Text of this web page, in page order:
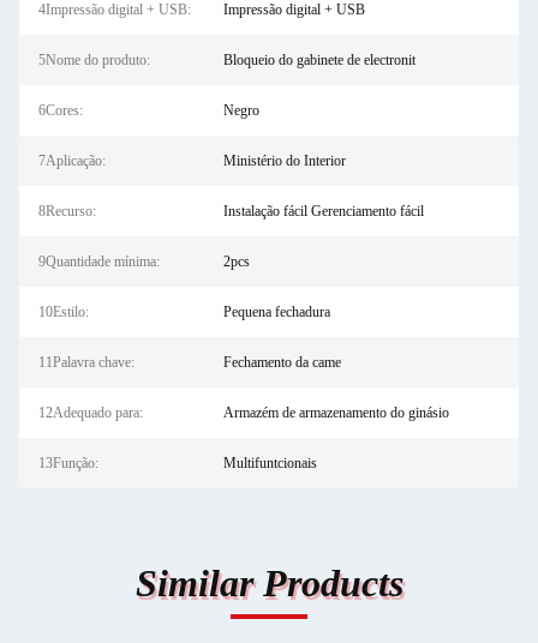
4Impressão digital + USB: Impressão digital + USB
5Nome do produto: Bloqueio do gabinete de electronit
6Cores: Negro
7Aplicação: Ministério do Interior
8Recurso: Instalação fácil Gerenciamento fácil
9Quantidade mínima: 2pcs
10Estilo: Pequena fechadura
11Palavra chave: Fechamento da came
12Adequado para: Armazém de armazenamento do ginásio
13Função: Multifuntcionais
Similar Products